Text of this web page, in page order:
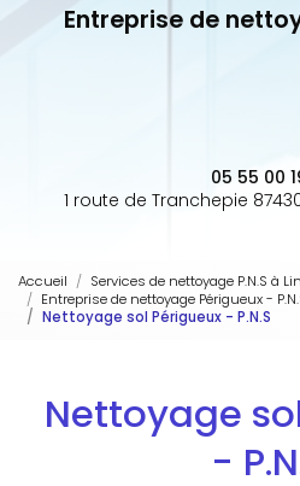
Entreprise de
05 55 00
1 route de Tranchepie
Accueil
Services de nettoyage P.N.S à
Entreprise de nettoyage Périgueux -
Nettoyage sol Périgueux - P.N.S
Nettoyage
-